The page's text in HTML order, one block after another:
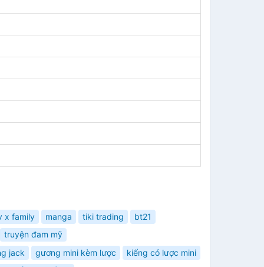
x family manga tiki trading
bt21
truyện đam mỹ
jack gương mini kèm lược
kiếng có lược mini